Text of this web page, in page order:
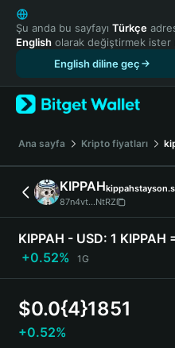
English
日本語
Tiếng Việt
Español (Latinoamérica)
Türkçe
Français
Deutsch
简体中文
繁體中文
Português (Portugal)
Bahasa Indonesia
ภาษาไทย
हिन्दी
Español
Português (Brasil)
Şu anda bu sayfayı Türkçe
English olarak değiştirmek ister
English diline geç
Ana sayfa Kripto fiyatları
KIPPAH
87n4vt...NtRZ
KIPPAH - USD: 1 KIPPAH
+0.52%
1G
$0.0{4}1851
+0.52%